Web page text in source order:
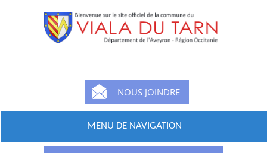
NOUS JOINDRE
MENU DE NAVIGATION